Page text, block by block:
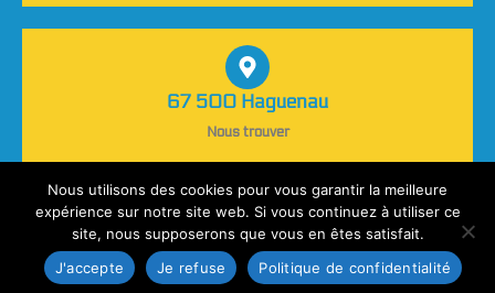
67 500 Haguenau
Nous trouver
Fait avec parBRET. Communication 360°
Nous utilisons des cookies pour vous garantir la meilleure
expérience sur notre site web. Si vous continuez à utiliser ce
site, nous supposerons que vous en êtes satisfait.
J'accepte
Je refuse Politique de confidentialité